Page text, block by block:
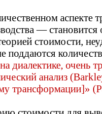
аспекте
— становится
стоимости,
диалектике,
анализ
трансформации]»